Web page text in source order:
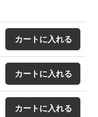
カートに入れる
カートに入れる
カートに入れる